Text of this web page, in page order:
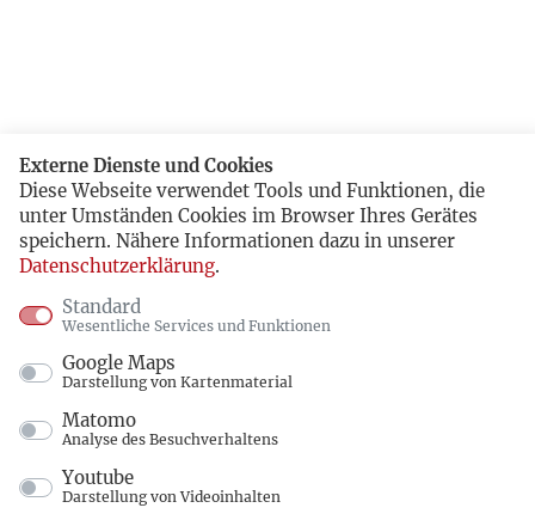
Externe Dienste und Cookies
Diese Webseite verwendet Tools und Funktionen, die
unter Umständen Cookies im Browser Ihres Gerätes
speichern. Nähere Informationen dazu in unserer
Datenschutzerklärung.
Standard
Wesentliche Services und Funktionen
Google Maps
Darstellung von Kartenmaterial
Matomo
Analyse des Besuchverhaltens
Youtube
Darstellung von Videoinhalten